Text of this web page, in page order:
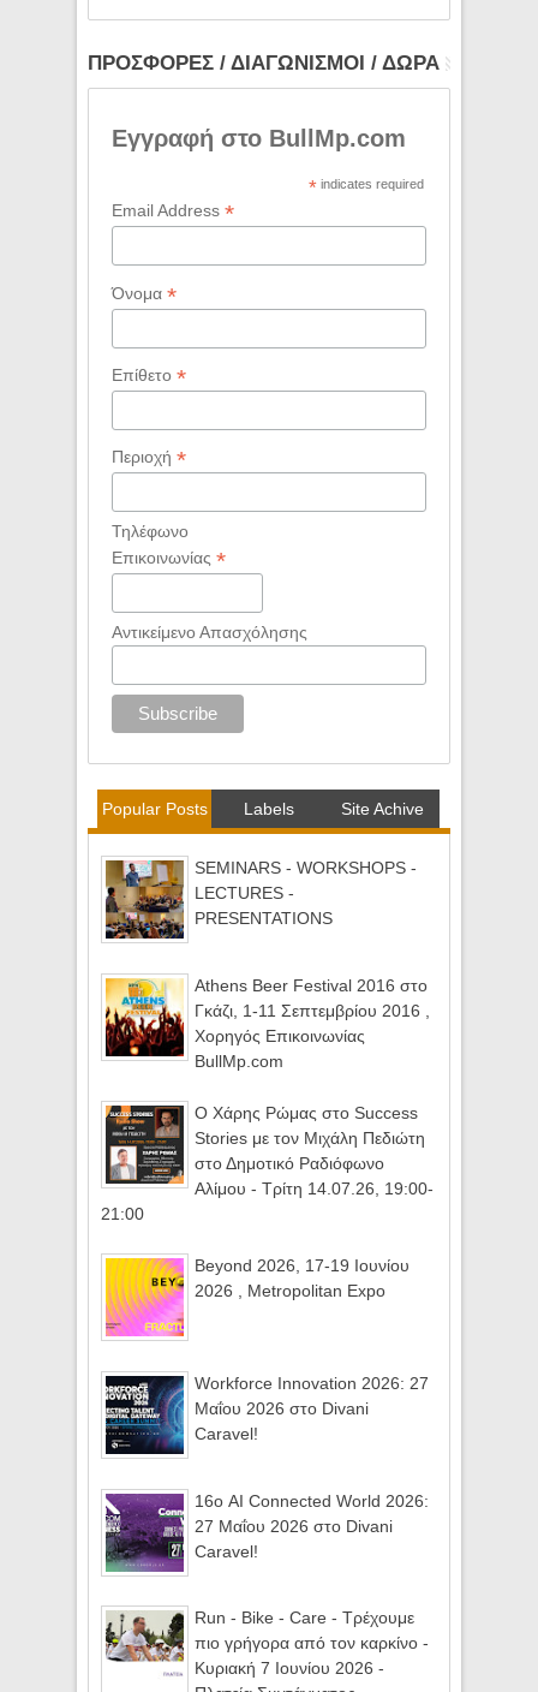
ΠΡΟΣΦΟΡΕΣ / ΔΙΑΓΩΝΙΣΜΟΙ / ΔΩΡΑ
Εγγραφή στο BullMp.com
*indicates required
Email Address *
Όνομα *
Επίθετο *
Περιοχή *
Τηλέφωνο
Επικοινωνίας *
Αντικείμενο Απασχόλησης
Popular Posts Labels Site Achive
SEMINARS - WORKSHOPS -
LECTURES -
PRESENTATIONS
Athens Beer Festival 2016 στο
Γκάζι, 1-11 Σεπτεμβρίου 2016 ,
Χορηγός Επικοινωνίας
BullMp.com
Ο Χάρης Ρώμας στο Success
Stories με τον Μιχάλη Πεδιώτη
στο Δημοτικό Ραδιόφωνο
Αλίμου - Τρίτη 14.07.26, 19:00-
21:00
Beyond 2026, 17-19 Ιουνίου
2026 , Metropolitan Expo
Workforce Innovation 2026: 27
Μαΐου 2026 στο Divani
Caravel!
16ο AI Connected World 2026:
27 Μαΐου 2026 στο Divani
Caravel!
Run - Bike - Care - Τρέχουμε
πιο γρήγορα από τον καρκίνο -
Κυριακή 7 Ιουνίου 2026 -